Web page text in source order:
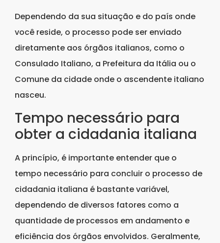
Dependendo da sua situação e do país onde
você reside, o processo pode ser enviado
diretamente aos órgãos italianos, como o
Consulado Italiano, a Prefeitura da Itália ou o
Comune da cidade onde o ascendente italiano
nasceu.
Tempo necessário para
obter a cidadania italiana
A princípio, é importante entender que o
tempo necessário para concluir o processo de
cidadania italiana é bastante variável,
dependendo de diversos fatores como a
quantidade de processos em andamento e
eficiência dos órgãos envolvidos. Geralmente,